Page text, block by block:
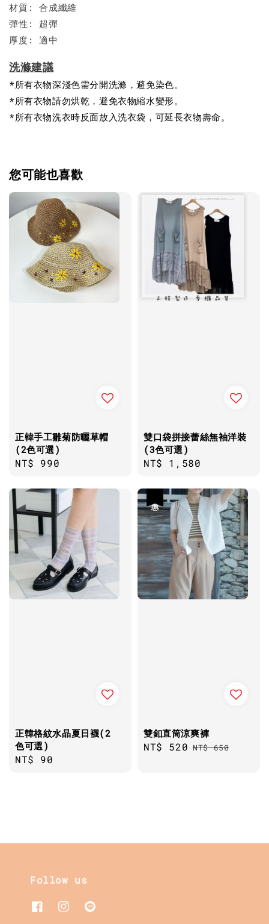
材質: 合成纖維
彈性: 超彈
厚度: 適中
洗滌建議
*所有衣物深淺色需分開洗滌，避免染色。
*所有衣物請勿烘乾，避免衣物縮水變形。
*所有衣物洗衣時反面放入洗衣袋，可延長衣物壽命。
您可能也喜歡
正韓手工雛菊防曬草帽
(2色可選)
Regular
NT$ 990
雙口袋拼接蕾絲無袖洋裝
(3色可選)
Regular
NT$ 1,580
正韓格紋水晶夏日襪(2
色可選)
Regular
NT$ 90
雙釦直筒涼爽褲
Sale
NT$ 520 Regular
NT$ 650
Follow us